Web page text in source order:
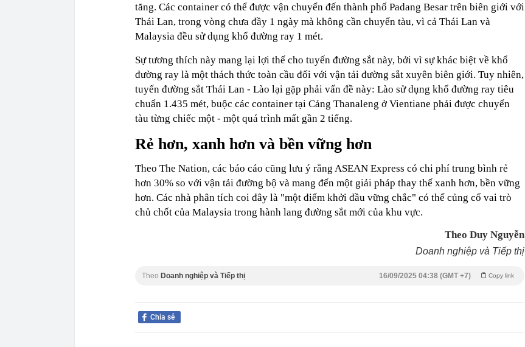
tăng. Các container có thể được vận chuyển đến thành phố Padang Besar trên biên giới với
Thái Lan, trong vòng chưa đầy 1 ngày mà không cần chuyển tàu, vì cả Thái Lan và
Malaysia đều sử dụng khổ đường ray 1 mét.
Sự tương thích này mang lại lợi thế cho tuyến đường sắt này, bởi vì sự khác biệt về khổ
đường ray là một thách thức toàn cầu đối với vận tải đường sắt xuyên biên giới. Tuy nhiên,
tuyến đường sắt Thái Lan - Lào lại gặp phải vấn đề này: Lào sử dụng khổ đường ray tiêu
chuẩn 1.435 mét, buộc các container tại Cảng Thanaleng ở Vientiane phải được chuyển
tàu từng chiếc một - một quá trình mất gần 2 tiếng.
Rẻ hơn, xanh hơn và bền vững hơn
Theo The Nation, các báo cáo cũng lưu ý rằng ASEAN Express có chi phí trung bình rẻ
hơn 30% so với vận tải đường bộ và mang đến một giải pháp thay thế xanh hơn, bền vững
hơn. Các nhà phân tích coi đây là "một điểm khởi đầu vững chắc" có thể củng cố vai trò
chủ chốt của Malaysia trong hành lang đường sắt mới của khu vực.
Theo Duy Nguyễn
Doanh nghiệp và Tiếp thị
Theo Doanh nghiệp và Tiếp thị Copy link
16/09/2025 04:38 (GMT +7)
Chia sẻ